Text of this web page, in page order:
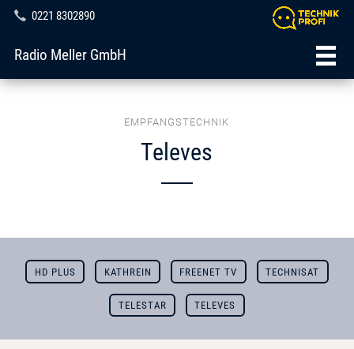
0221 8302890
Radio Meller GmbH
EMPFANGSTECHNIK
Televes
HD PLUS KATHREIN FREENET TV TECHNISAT
TELESTAR TELEVES